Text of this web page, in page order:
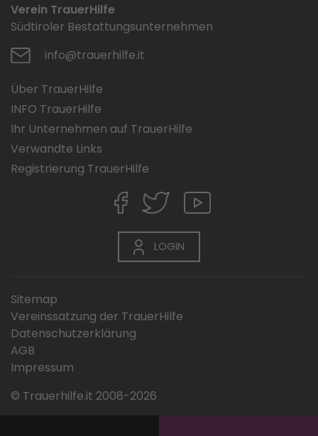
Verein TrauerHilfe
Südtiroler Bestattungsunternehmen
info@trauerhilfe.it
Über TrauerHilfe
INFO TrauerHilfe
Ihr Unternehmen auf TrauerHilfe
Verwandte Links
Registrierung TrauerHilfe
LOGIN
Sitemap
Vereinssatzung der TrauerHilfe
Datenschutzerklärung
AGB
Impressum
© Trauerhilfe.it 2008-2026